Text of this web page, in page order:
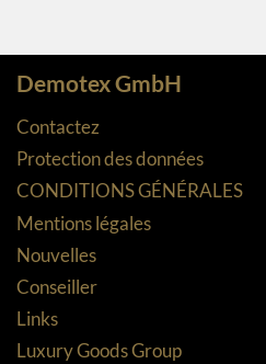
Demotex GmbH
Contactez
Protection des données
CONDITIONS GÉNÉRALES
Mentions légales
Nouvelles
Conseiller
Links
Luxury Goods Group